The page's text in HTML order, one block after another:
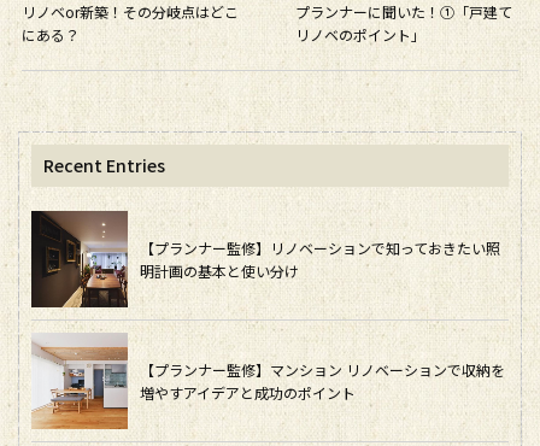
リノベor新築！その分岐点はどこ
にある？
プランナーに聞いた！①「戸建て
リノベのポイント」
Recent Entries
【プランナー監修】リノベーションで知っておきたい照
明計画の基本と使い分け
【プランナー監修】マンション リノベーションで収納を
増やすアイデアと成功のポイント